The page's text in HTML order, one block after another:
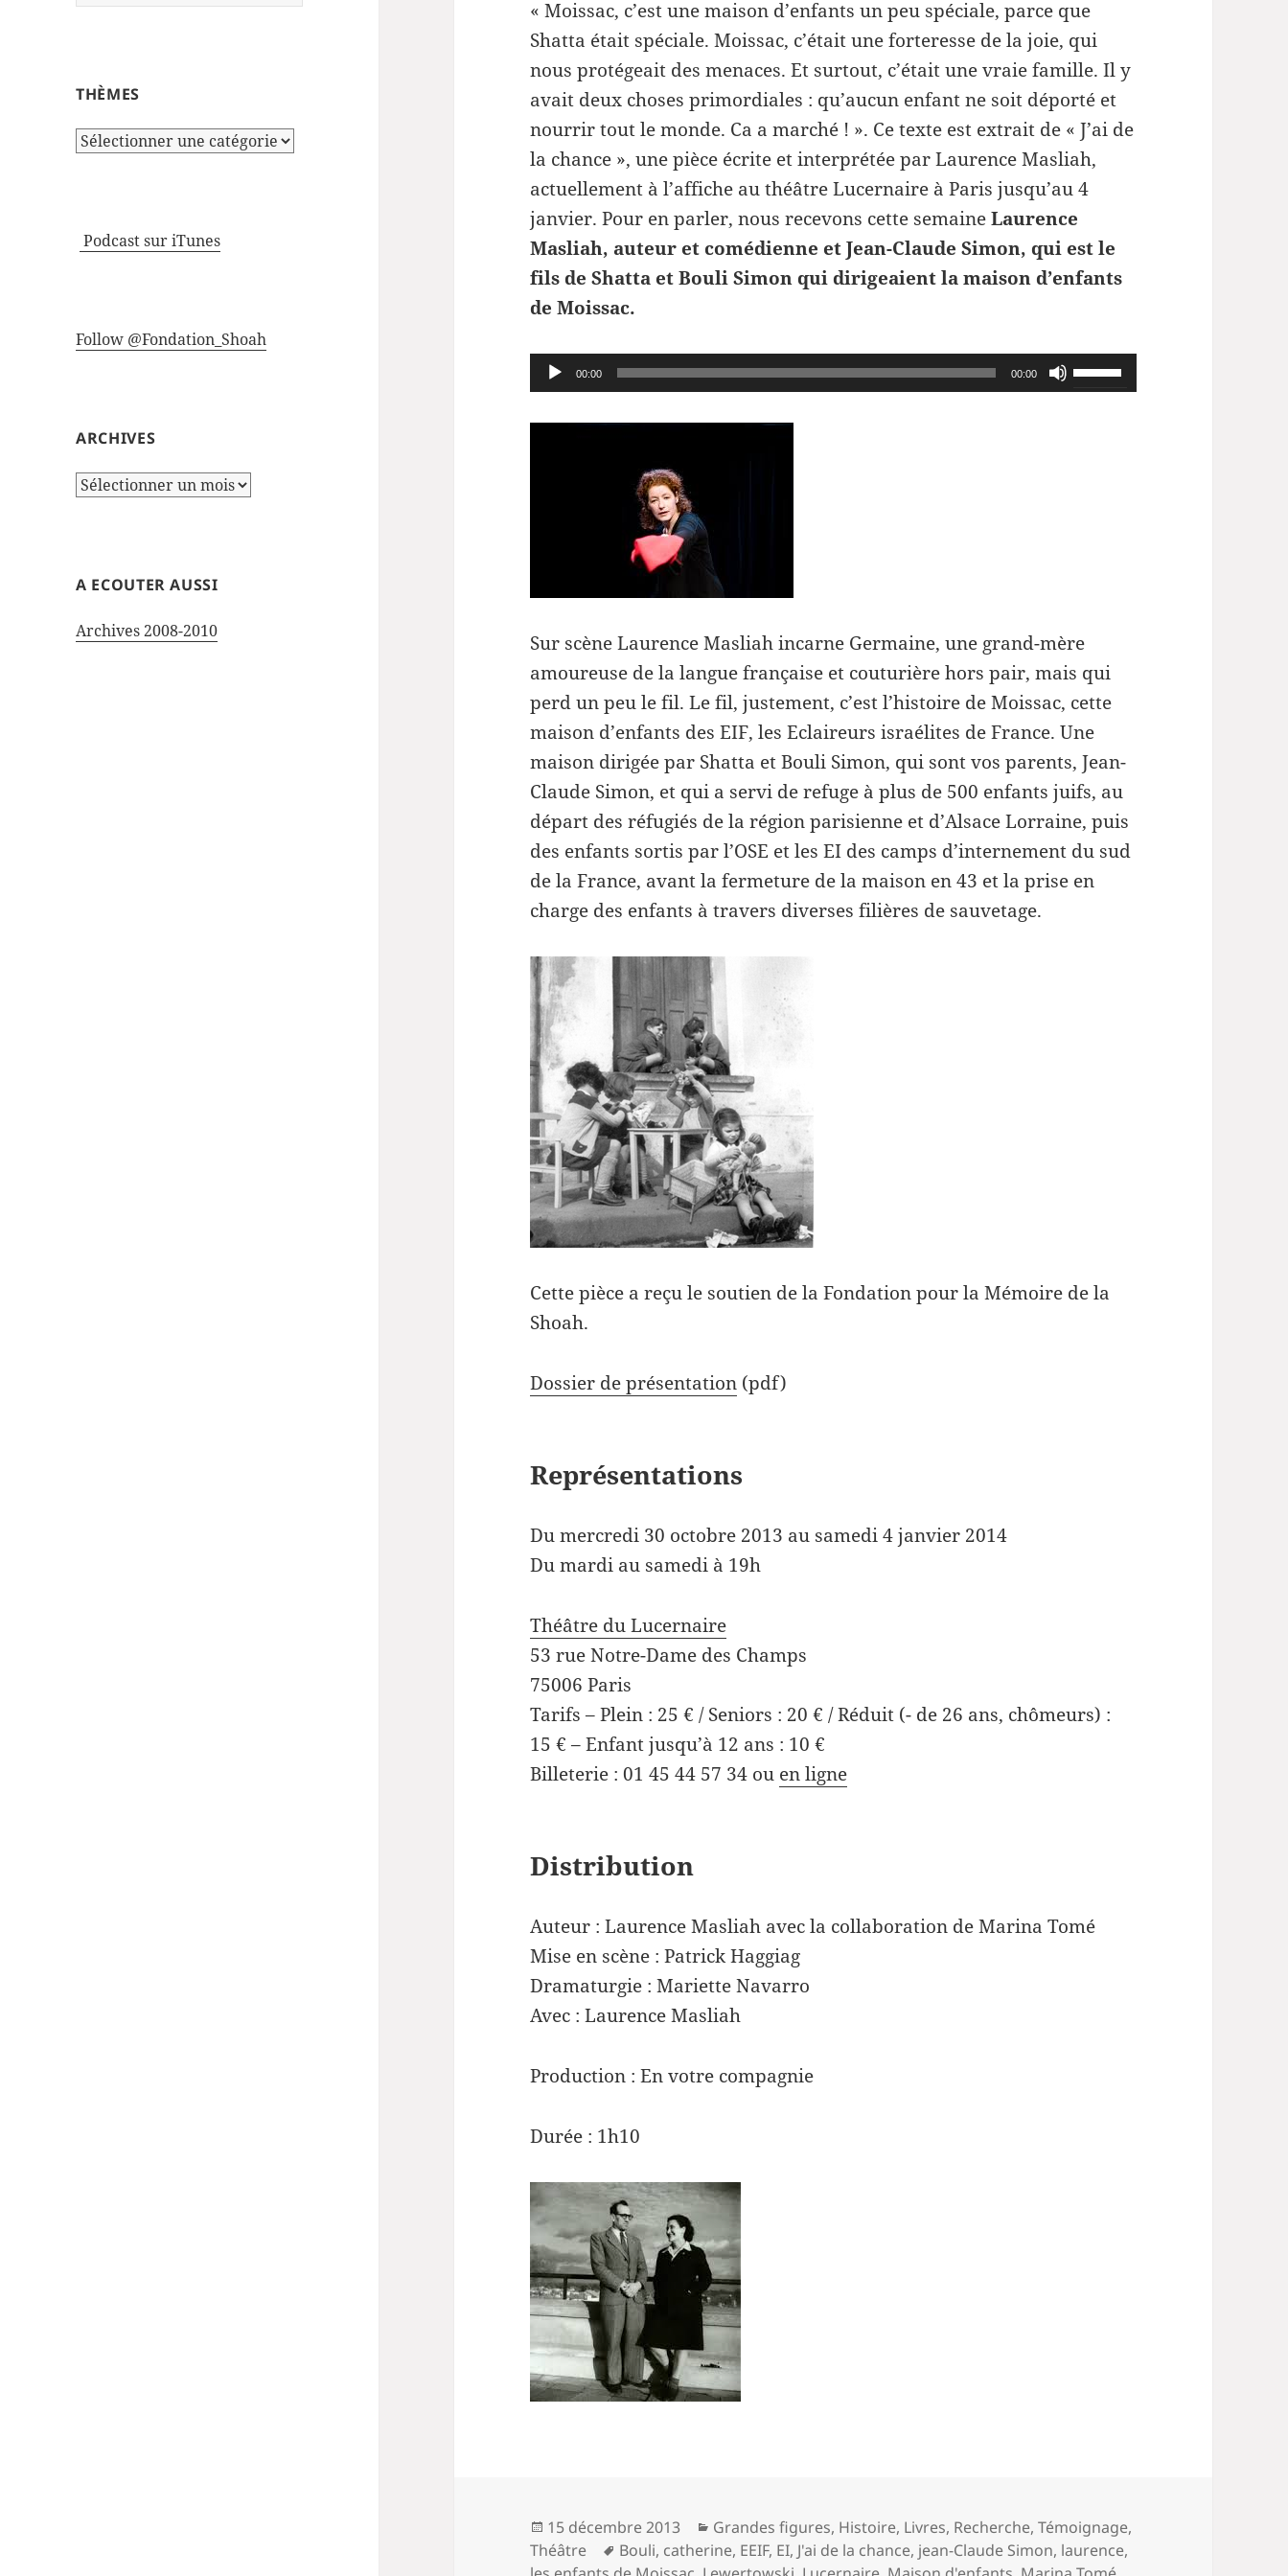
THÈMES
Thèmes
Podcast sur iTunes
Follow @Fondation_Shoah
ARCHIVES
Archives
A ECOUTER AUSSI
Archives 2008-2010
« Moissac, c’est une maison d’enfants un peu spéciale, parce que
Shatta était spéciale. Moissac, c’était une forteresse de la joie, qui
nous protégeait des menaces. Et surtout, c’était une vraie famille. Il y
avait deux choses primordiales : qu’aucun enfant ne soit déporté et
nourrir tout le monde. Ca a marché ! ». Ce texte est extrait de « J’ai de
la chance », une pièce écrite et interprétée par Laurence Masliah,
actuellement à l’affiche au théâtre Lucernaire à Paris jusqu’au 4
janvier. Pour en parler, nous recevons cette semaineLaurence
Masliah, auteur et comédienne et Jean-Claude Simon, qui est le
fils de Shatta et Bouli Simon qui dirigeaient la maison d’enfants
de Moissac.
Lecteur
audio
00:00 00:00
Utilisez
les
Sur scène Laurence Masliah incarne Germaine, une grand-mère
amoureuse de la langue française et couturière hors pair, mais qui
perd un peu le fil. Le fil, justement, c’est l’histoire de Moissac, cette
maison d’enfants des EIF, les Eclaireurs israélites de France. Une
maison dirigée par Shatta et Bouli Simon, qui sont vos parents, Jean-
Claude Simon, et qui a servi de refuge à plus de 500 enfants juifs, au
départ des réfugiés de la région parisienne et d’Alsace Lorraine, puis
des enfants sortis par l’OSE et les EI des camps d’internement du sud
de la France, avant la fermeture de la maison en 43 et la prise en
charge des enfants à travers diverses filières de sauvetage.
Cette pièce a reçu le soutien de la Fondation pour la Mémoire de la
Shoah.
Dossier de présentation (pdf)
Représentations
Du mercredi 30 octobre 2013 au samedi 4 janvier 2014
Du mardi au samedi à 19h
Théâtre du Lucernaire
53 rue Notre-Dame des Champs
75006 Paris
Tarifs – Plein : 25 € / Seniors : 20 € / Réduit (- de 26 ans, chômeurs) :
15 € – Enfant jusqu’à 12 ans : 10 €
Billeterie : 01 45 44 57 34 ou en ligne
Distribution
Auteur : Laurence Masliah avec la collaboration de Marina Tomé
Mise en scène : Patrick Haggiag
Dramaturgie : Mariette Navarro
Avec : Laurence Masliah
Production : En votre compagnie
Durée : 1h10
Publié
le
15 décembre 2013 Catégories
Grandes figures, Histoire, Livres, Recherche,Témoignage,
Théâtre
Mots-
clés
Bouli, catherine, EEIF, EI, J'ai de la chance, jean-Claude Simon, laurence,